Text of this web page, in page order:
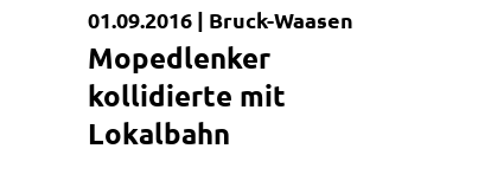
Kurzmeldung
01.09.2016 | Bruck-Waasen
Mopedlenker
kollidierte mit
Lokalbahn